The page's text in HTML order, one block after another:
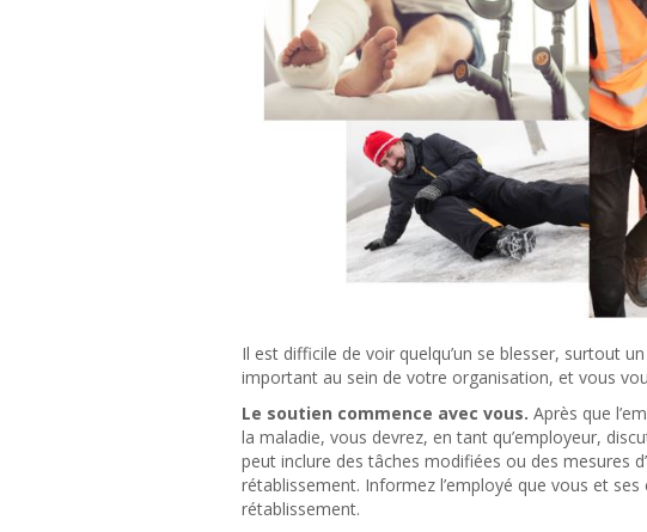
Il est difficile de voir quelqu’un se blesser, surtout
important au sein de votre organisation, et vous
Le soutien commence avec vous. Après que
la maladie, vous devrez, en tant qu’employeur,
peut inclure des tâches modifiées ou des mesures
rétablissement. Informez l’employé que vous et
rétablissement.